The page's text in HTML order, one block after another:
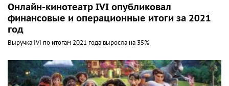
Онлайн-кинотеатр IVI опубликовал
финансовые и операционные итоги за 2021
год
Выручка IVI по итогам 2021 года выросла на 35%